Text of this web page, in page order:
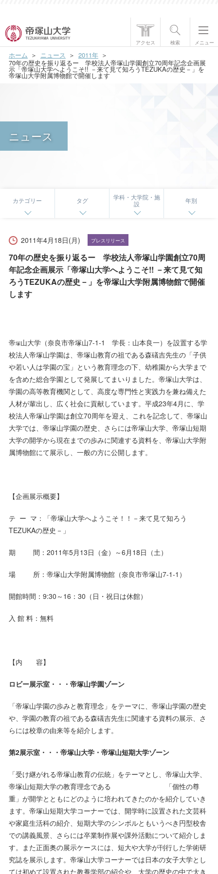
アクセス 検索 メニュー
帝塚山大学について
学部・大学院
就職・資格
受験生の方へ 在学生の方へ
保護者の方へ
一般の方へ 企業・採用担当者の方へ
ホーム ニュース
2011年
70年の歴史を振り返るー 学校法人帝塚山学園創立70周年記念企画展
示「帝塚山大学へようこそ!! －来て見て知ろうTEZUKAの歴史－」を
帝塚山大学附属博物館で開催します
ニュース
カテゴリー タグ
学科・大学院・施
設
年別
2011年4月18日(月) プレスリリース
70年の歴史を振り返るー 学校法人帝塚山学園創立70周
年記念企画展示「帝塚山大学へようこそ!! －来て見て知
ろうTEZUKAの歴史－」を帝塚山大学附属博物館で開催
します
帝塚山大学（奈良市帝塚山7-1-1 学長：山本良一）を設置する学
校法人帝塚山学園は、帝塚山教育の祖である森礒吉先生の「子供
や若い人は学園の宝」という教育理念の下、幼稚園から大学まで
を含めた総合学園として発展してまいりました。帝塚山大学は、
学園の高等教育機関として、高度な専門性と実践力を兼ね備えた
人材が輩出し、広く社会に貢献しています。平成23年4月に、学
校法人帝塚山学園は創立70周年を迎え、これを記念して、帝塚山
大学では、帝塚山学園の歴史、さらには帝塚山大学、帝塚山短期
大学の開学から現在までの歩みに関連する資料を、帝塚山大学附
属博物館にて展示し、一般の方に公開します。
【企画展示概要】
テ ー マ：「帝塚山大学へようこそ！！－来て見て知ろう
TEZUKAの歴史－」
期 間：2011年5月13日（金）～6月18日（土）
場 所：帝塚山大学附属博物館（奈良市帝塚山7-1-1）
開館時間：9:30～16：30（日・祝日は休館）
入 館 料：無料
【内 容】
ロビー展示室・・・帝塚山学園ゾーン
「帝塚山学園の歩みと教育理念」をテーマに、帝塚山学園の歴史
や、学園の教育の祖である森礒吉先生に関連する資料の展示、さ
らには校章の由来等を紹介します。
第2展示室・・・帝塚山大学・帝塚山短期大学ゾーン
「受け継がれる帝塚山教育の伝統」をテーマとし、帝塚山大学、
帝塚山短期大学の教育理念である 「個性の尊
重」が開学とともにどのように培われてきたのかを紹介していき
ます。帝塚山短期大学コーナーでは、開学時に設置された文芸科
や家庭生活科の紹介、短期大学のシンボルともいうべき円型校舎
での講義風景、さらには卒業制作展や課外活動について紹介しま
す。また正面奥の展示ケースには、短大や大学が刊行した学術研
究誌を展示します。帝塚山大学コーナーでは日本の女子大学とし
ては初めて設置された教養学部の紹介や、大学の歴史の中で大き